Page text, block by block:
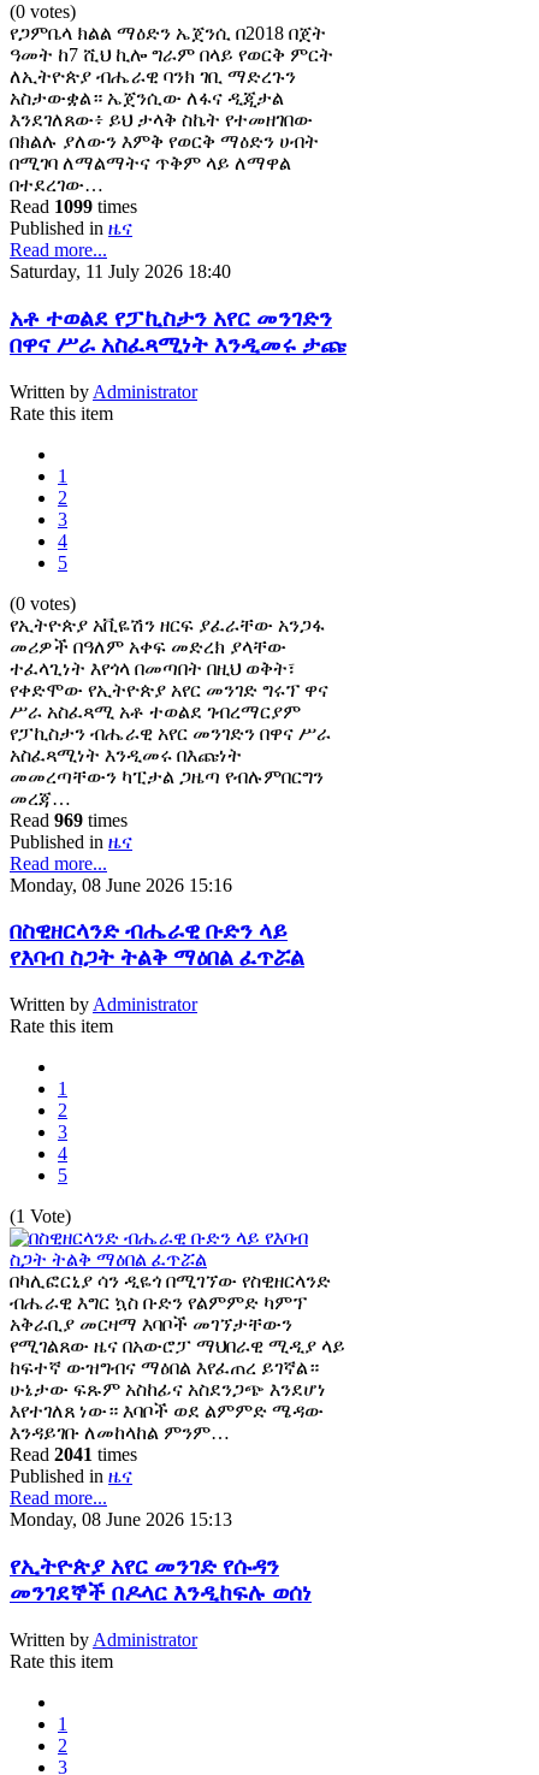
(0 votes)
የጋምቤላ ክልል ማዕድን ኤጀንሲ በ2018 በጀት
ዓመት ከ7 ሺህ ኪሎ ግራም በላይ የወርቅ ምርት
ለኢትዮጵያ ብሔራዊ ባንክ ገቢ ማድረጉን
አስታውቋል። ኤጀንሲው ለፋና ዲጂታል
እንደገለጸው፥ ይህ ታላቅ ስኬት የተመዘገበው
በክልሉ ያለውን እምቅ የወርቅ ማዕድን ሀብት
በሚገባ ለማልማትና ጥቅም ላይ ለማዋል
በተደረገው…
Read 1099 times
Published in ዜና
Read more...
Saturday, 11 July 2026 18:40
አቶ ተወልደ የፓኪስታን አየር መንገድን
በዋና ሥራ አስፈጻሚነት እንዲመሩ ታጩ
Written by Administrator
Rate this item
1
2
3
4
5
(0 votes)
የኢትዮጵያ አቪዬሽን ዘርፍ ያፈራቸው አንጋፋ
መሪዎች በዓለም አቀፍ መድረክ ያላቸው
ተፈላጊነት እየጎላ በመጣበት በዚህ ወቅት፣
የቀድሞው የኢትዮጵያ አየር መንገድ ግሩፕ ዋና
ሥራ አስፈጻሚ አቶ ተወልደ ገብረማርያም
የፓኪስታን ብሔራዊ አየር መንገድን በዋና ሥራ
አስፈጻሚነት እንዲመሩ በእጩነት
መመረጣቸውን ካፒታል ጋዜጣ የብሉምበርግን
መረጃ…
Read 969 times
Published in ዜና
Read more...
Monday, 08 June 2026 15:16
በስዊዘርላንድ ብሔራዊ ቡድን ላይ
የእባብ ስጋት ትልቅ ማዕበል ፈጥሯል
Written by Administrator
Rate this item
1
2
3
4
5
(1 Vote)
በካሊፎርኒያ ሳን ዲዬጎ በሚገኘው የስዊዘርላንድ
ብሔራዊ እግር ኳስ ቡድን የልምምድ ካምፕ
አቅራቢያ መርዛማ እባቦች መገኘታቸውን
የሚገልጸው ዜና በአውሮፓ ማህበራዊ ሚዲያ ላይ
ከፍተኛ ውዝግብና ማዕበል እየፈጠረ ይገኛል።
ሁኔታው ፍጹም አስከፊና አስደንጋጭ እንደሆነ
እየተገለጸ ነው። እባቦች ወደ ልምምድ ሜዳው
እንዳይገቡ ለመከላከል ምንም…
Read 2041 times
Published in ዜና
Read more...
Monday, 08 June 2026 15:13
የኢትዮጵያ አየር መንገድ የሱዳን
መንገደኞች በዶላር እንዲከፍሉ ወሰነ
Written by Administrator
Rate this item
1
2
3